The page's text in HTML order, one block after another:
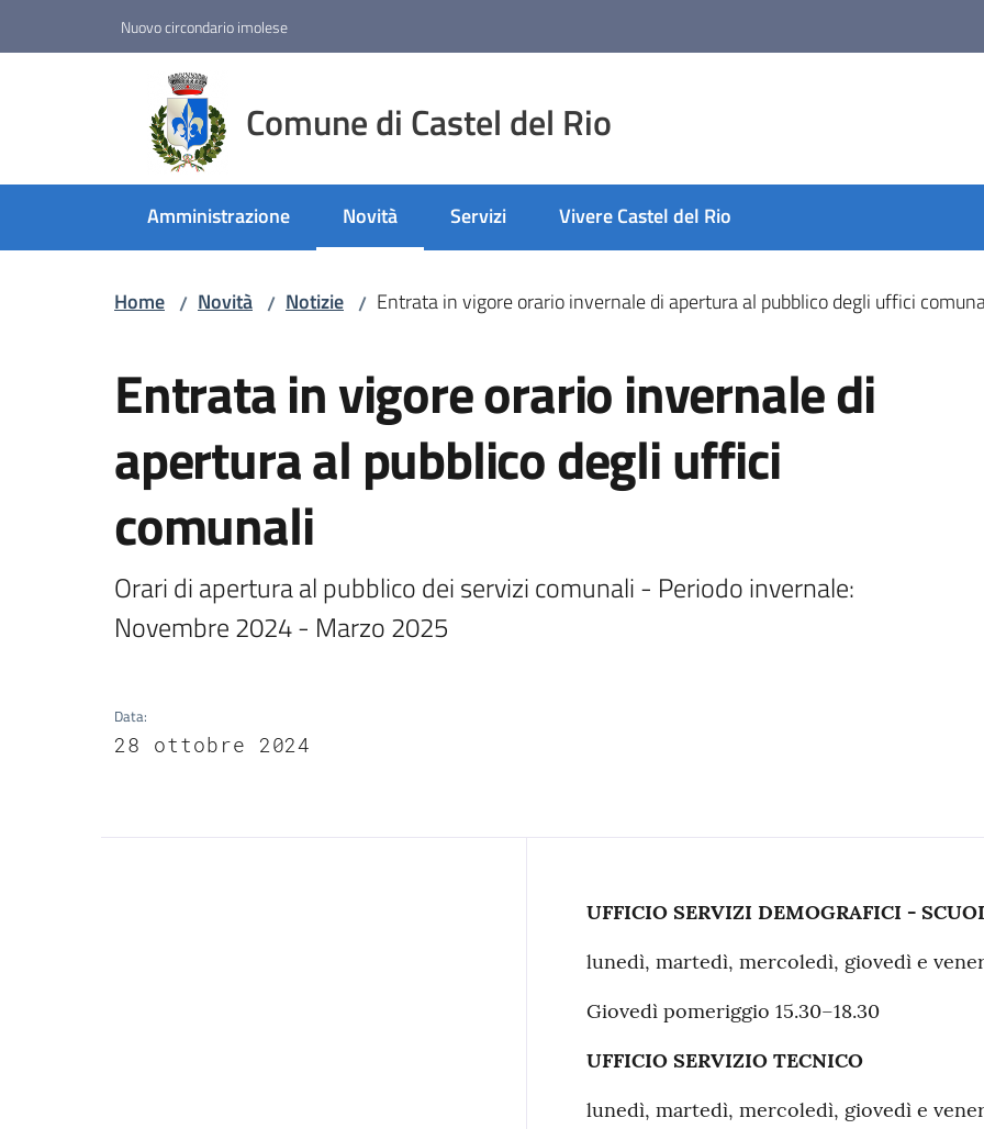
Nuovo circondario imolese
Comune di Castel del Rio
Amministrazione Novità
Menu selezionato
Servizi Vivere Castel del Rio
Home / Novità / Notizie / Entrata in vigore orario invernale di apertura al pubblico degli uffici
Entrata in vigore orario invernale di
apertura al pubblico degli uffici
comunali
Orari di apertura al pubblico dei servizi comunali - Periodo invernale:
Novembre 2024 - Marzo 2025
Data:
28 ottobre 2024
Contenuto
UFFICIO SERVIZI DEMOGRAFICI -
lunedì, martedì, mercoledì, giovedì e
Giovedì pomeriggio 15.30–18.30
UFFICIO SERVIZIO TECNICO
lunedì, martedì, mercoledì, giovedì e